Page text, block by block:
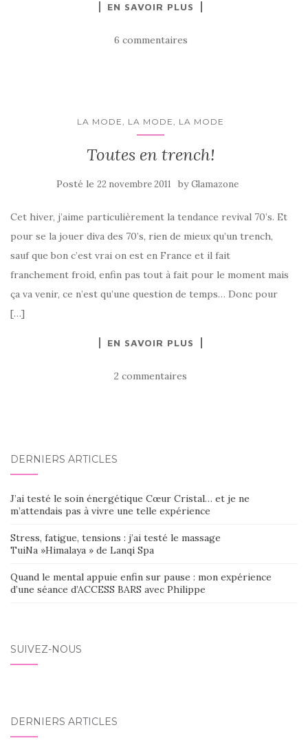
EN SAVOIR PLUS
6 commentaires
LA MODE, LA MODE, LA MODE
Toutes en trench!
Posté le 22 novembre 2011 byGlamazone
Cet hiver, j’aime particulièrement la tendance revival 70’s. Et
pour se la jouer diva des 70’s, rien de mieux qu’un trench,
sauf que bon c’est vrai on est en France et il fait
franchement froid, enfin pas tout à fait pour le moment mais
ça va venir, ce n’est qu’une question de temps… Donc pour
[…]
EN SAVOIR PLUS
2 commentaires
DERNIERS ARTICLES
J’ai testé le soin énergétique Cœur Cristal… et je ne
m’attendais pas à vivre une telle expérience
Stress, fatigue, tensions : j’ai testé le massage
TuiNa »Himalaya » de Lanqi Spa
Quand le mental appuie enfin sur pause : mon expérience
d’une séance d’ACCESS BARS avec Philippe
SUIVEZ-NOUS
DERNIERS ARTICLES